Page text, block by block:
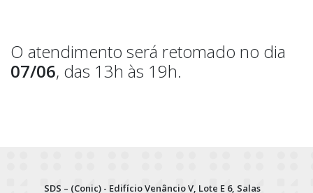
O atendimento será retomado no dia
07/06, das 13h às 19h.
SDS – (Conic) - Edifício Venâncio V, Lote E 6, Salas